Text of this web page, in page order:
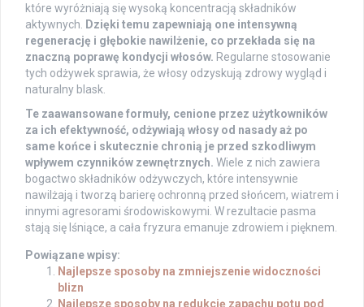
które wyróżniają się wysoką koncentracją składników
aktywnych.
Dzięki temu zapewniają one intensywną
regenerację i głębokie nawilżenie, co przekłada się na
znaczną poprawę kondycji włosów. Regularne stosowanie
tych odżywek sprawia, że włosy odzyskują zdrowy wygląd i
naturalny blask.
Te zaawansowane formuły, cenione przez użytkowników
za ich efektywność, odżywiają włosy od nasady aż po
same końce i skutecznie chronią je przed szkodliwym
wpływem czynników zewnętrznych. Wiele z nich zawiera
bogactwo składników odżywczych, które intensywnie
nawilżają i tworzą barierę ochronną przed słońcem, wiatrem i
innymi agresorami środowiskowymi. W rezultacie pasma
stają się lśniące, a cała fryzura emanuje zdrowiem i pięknem.
Powiązane wpisy:
Najlepsze sposoby na zmniejszenie widoczności
blizn
Najlepsze sposoby na redukcję zapachu potu pod